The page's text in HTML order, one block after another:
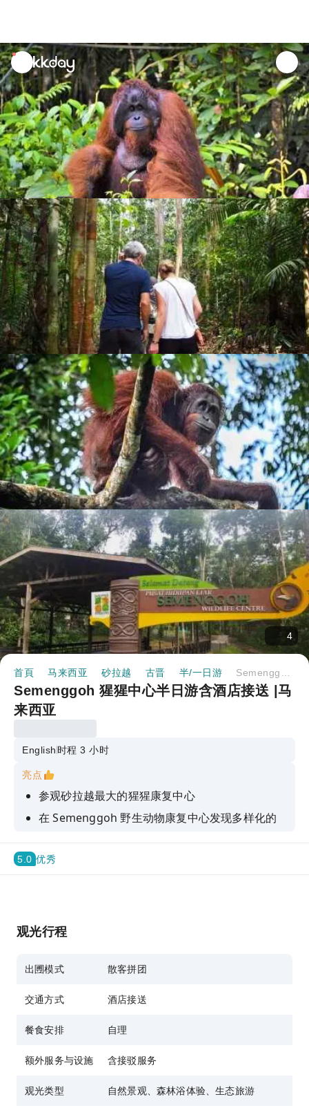
unread
notifications
4
首頁 马来西亚 砂拉越 古晋 半/一日游
Semenggoh 猩猩中心半日游含酒店接送 |马
来西亚
English 时程 3 小时
亮点
参观砂拉越最大的猩猩康复中心
在 Semenggoh 野生动物康复中心发现多样化的
通过KKday预订并享受从酒店到酒店的便捷接送服
务
5.0 优秀
观光行程
出圑模式 散客拼团
交通方式 酒店接送
餐食安排 自理
额外服务与设施 含接驳服务
观光类型 自然景观、森林浴体验、生态旅游